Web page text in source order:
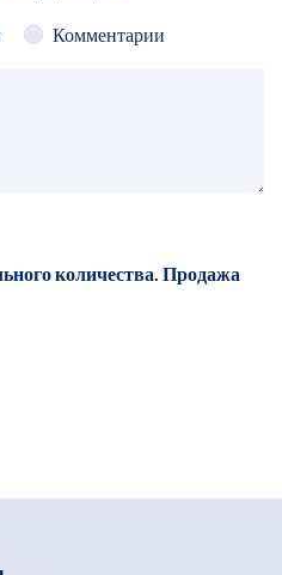
Комментарии
количества. Продажа